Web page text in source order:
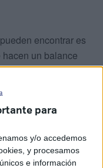
para
y/o accedemos
y procesamos
e información
encontrar es
un balance
La Feria del Libro.
se muestran
que está
como la de
público” que